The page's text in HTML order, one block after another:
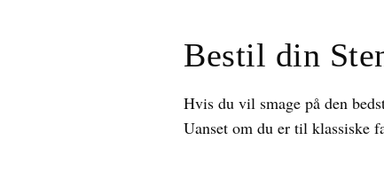
Bestil din
Hvis du vil smage på den
Uanset om du er til klassiske